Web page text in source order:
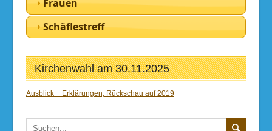
Frauen
Schäflestreff
Kirchenwahl am 30.11.2025
Ausblick + Erklärungen, Rückschau auf 2019